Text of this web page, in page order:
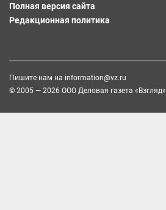
Полная версия сайта
Редакционная политика
Пишите нам на information@vz.ru
© 2005 — 2026 ООО Деловая газета «Взгляд»